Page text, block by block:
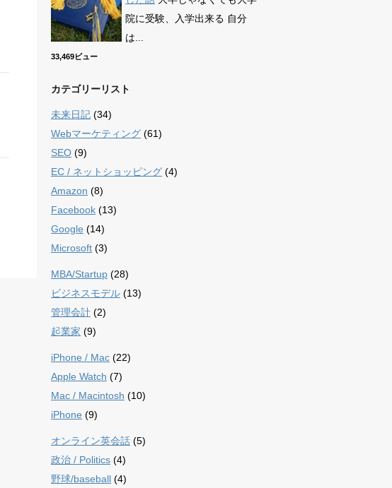
院に受験、入学出来る 自分
は...
33,469ビュー
カテゴリーリスト
未来日記 (34)
Webマーケティング (61)
SEO (9)
EC / ネットショッピング (4)
Amazon (8)
Facebook (13)
Google (14)
Microsoft (3)
MBA/Startup (28)
ビジネスモデル (13)
管理会計 (2)
起業家 (9)
iPhone / Mac (22)
Apple Watch (7)
Mac / Macintosh (10)
iPhone (9)
オンライン英会話 (5)
政治 / Politics (4)
野球/baseball (4)